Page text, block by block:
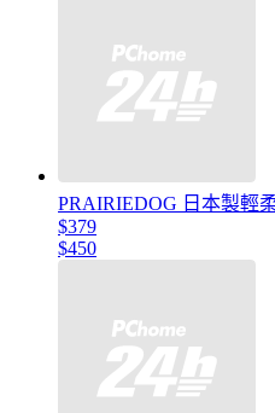
PRAIRIEDOG 日本製輕
$379
$450